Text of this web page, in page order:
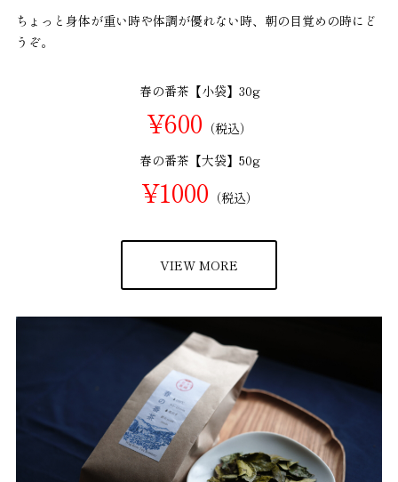
ちょっと身体が重い時や体調が優れない時、朝の目覚めの時にど
うぞ。
春の番茶【小袋】30g
¥600 （税込）
春の番茶【大袋】50g
¥1000 （税込）
VIEW MORE